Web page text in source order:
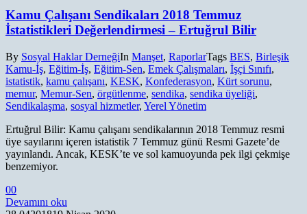
Kamu Çalışanı Sendikaları 2018 Temmuz
İstatistikleri Değerlendirmesi – Ertuğrul Bilir
By Sosyal Haklar DerneğiIn Manşet, RaporlarTags BES, Birleşik
Kamu-İş, Eğitim-İş, Eğitim-Sen, Emek Çalışmaları, İşçi Sınıfı,
istatistik, kamu çalışanı, KESK, Konfederasyon, Kürt sorunu,
memur, Memur-Sen, örgütlenme, sendika, sendika üyeliği,
Sendikalaşma, sosyal hizmetler, Yerel Yönetim
Ertuğrul Bilir: Kamu çalışanı sendikalarının 2018 Temmuz resmi
üye sayılarını içeren istatistik 7 Temmuz günü Resmi Gazete’de
yayınlandı. Ancak, KESK’te ve sol kamuoyunda pek ilgi çekmişe
benzemiyor.
00
Devamını oku